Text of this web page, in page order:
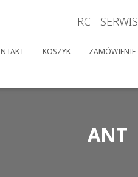
RC - SERWIS
KOSZYK ZAMÓWIENIE
ANT